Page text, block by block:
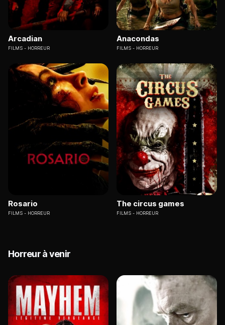
Arcadian
FILMS HORREUR
Anacondas
FILMS HORREUR
Rosario
FILMS HORREUR
The circus games
FILMS HORREUR
Horreur à venir